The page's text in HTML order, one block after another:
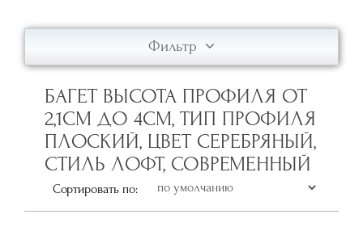
Фильтр
БАГЕТ ВЫСОТА ПРОФИЛЯ ОТ
2,1СМ ДО 4СМ, ТИП ПРОФИЛЯ
ПЛОСКИЙ, ЦВЕТ СЕРЕБРЯНЫЙ,
СТИЛЬ ЛОФТ, СОВРЕМЕННЫЙ
Сортировать по: